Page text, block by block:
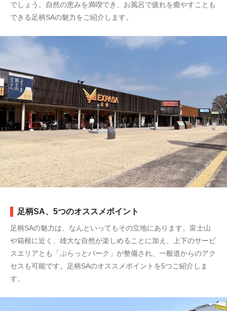
でしょう。自然の恵みを満喫でき、お風呂で疲れを癒やすことも
できる足柄SAの魅力をご紹介します。
足柄SA、5つのオススメポイント
足柄SAの魅力は、なんといってもその立地にあります。富士山
や箱根に近く、雄大な自然が楽しめることに加え、上下のサービ
スエリアとも「ぷらっとパーク」が整備され、一般道からのアク
セスも可能です。足柄SAのオススメポイントを5つご紹介しま
す。